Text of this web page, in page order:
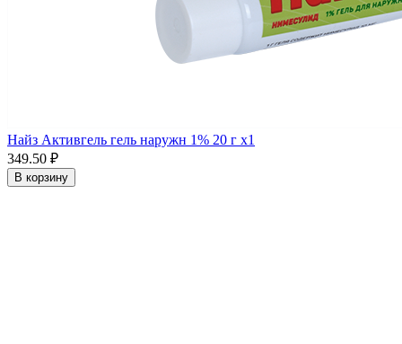
Найз Активгель гель наружн 1% 20 г x1
349.50 ₽
В корзину